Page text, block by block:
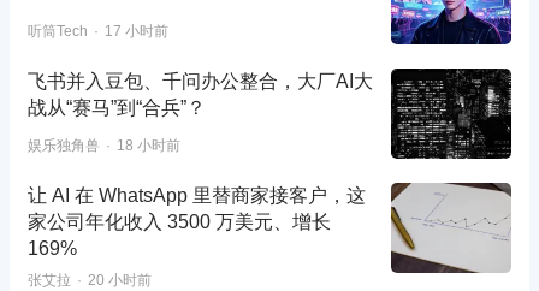
听筒Tech 17 小时前
飞书并入豆包、千问办公整合，大厂AI大
战从“赛马”到“合兵”？
娱乐独角兽 18 小时前
让 AI 在 WhatsApp 里替商家接客户，这
家公司年化收入 3500 万美元、增长
169%
张艾拉 20 小时前